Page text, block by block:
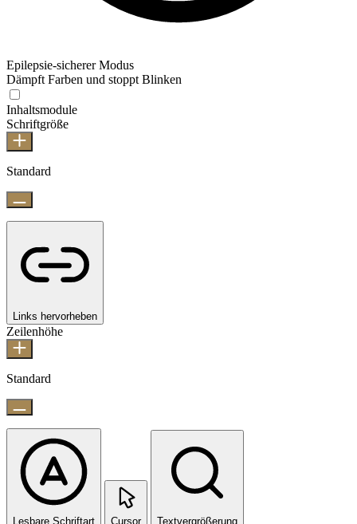
Epilepsie-sicherer Modus
Dämpft Farben und stoppt Blinken
Inhaltsmodule
Schriftgröße
Standard
Links hervorheben
Zeilenhöhe
Standard
Lesbare Schriftart Cursor Textvergrößerung